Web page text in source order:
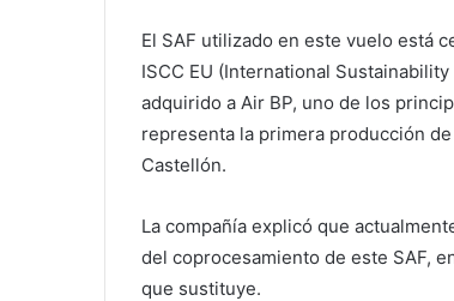
El SAF utilizado en este vuelo está
ISCC EU (International
adquirido a Air BP, uno de los
representa la primera producción
Castellón.
La compañía explicó que
del coprocesamiento de este SAF,
que sustituye.